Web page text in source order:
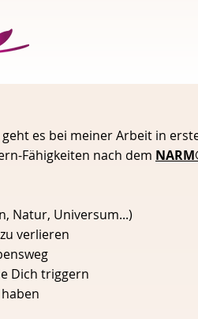
es bei meiner Arbeit in
Fähigkeiten nach dem
Natur, Universum...)
verlieren
Dich triggern